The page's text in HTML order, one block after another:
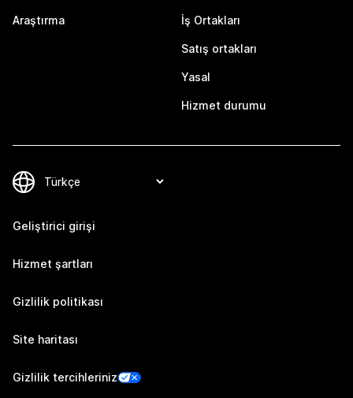
Araştırma İş Ortakları
Satış ortakları
Yasal
Hizmet durumu
Geliştirici girişi
Hizmet şartları
Gizlilik politikası
Site haritası
Gizlilik tercihleriniz